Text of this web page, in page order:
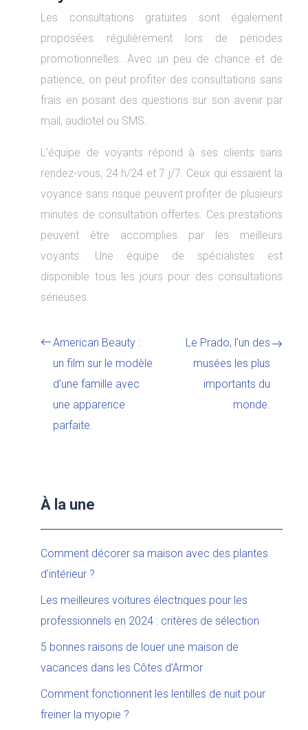
Les consultations gratuites sont également
proposées régulièrement lors de périodes
promotionnelles. Avec un peu de chance et de
patience, on peut profiter des consultations sans
frais en posant des questions sur son avenir par
mail, audiotel ou SMS.
L’équipe de voyants répond à ses clients sans
rendez-vous, 24 h/24 et 7 j/7. Ceux qui essaient la
voyance sans risque peuvent profiter de plusieurs
minutes de consultation offertes. Ces prestations
peuvent être accomplies par les meilleurs
voyants. Une équipe de spécialistes est
disponible tous les jours pour des consultations
sérieuses.
American Beauty :
un film sur le modèle
d’une famille avec
une apparence
parfaite.
Le Prado, l’un des
musées les plus
importants du
monde.
À la une
Comment décorer sa maison avec des plantes
d’intérieur ?
Les meilleures voitures électriques pour les
professionnels en 2024 : critères de sélection
5 bonnes raisons de louer une maison de
vacances dans les Côtes d’Armor
Comment fonctionnent les lentilles de nuit pour
freiner la myopie ?